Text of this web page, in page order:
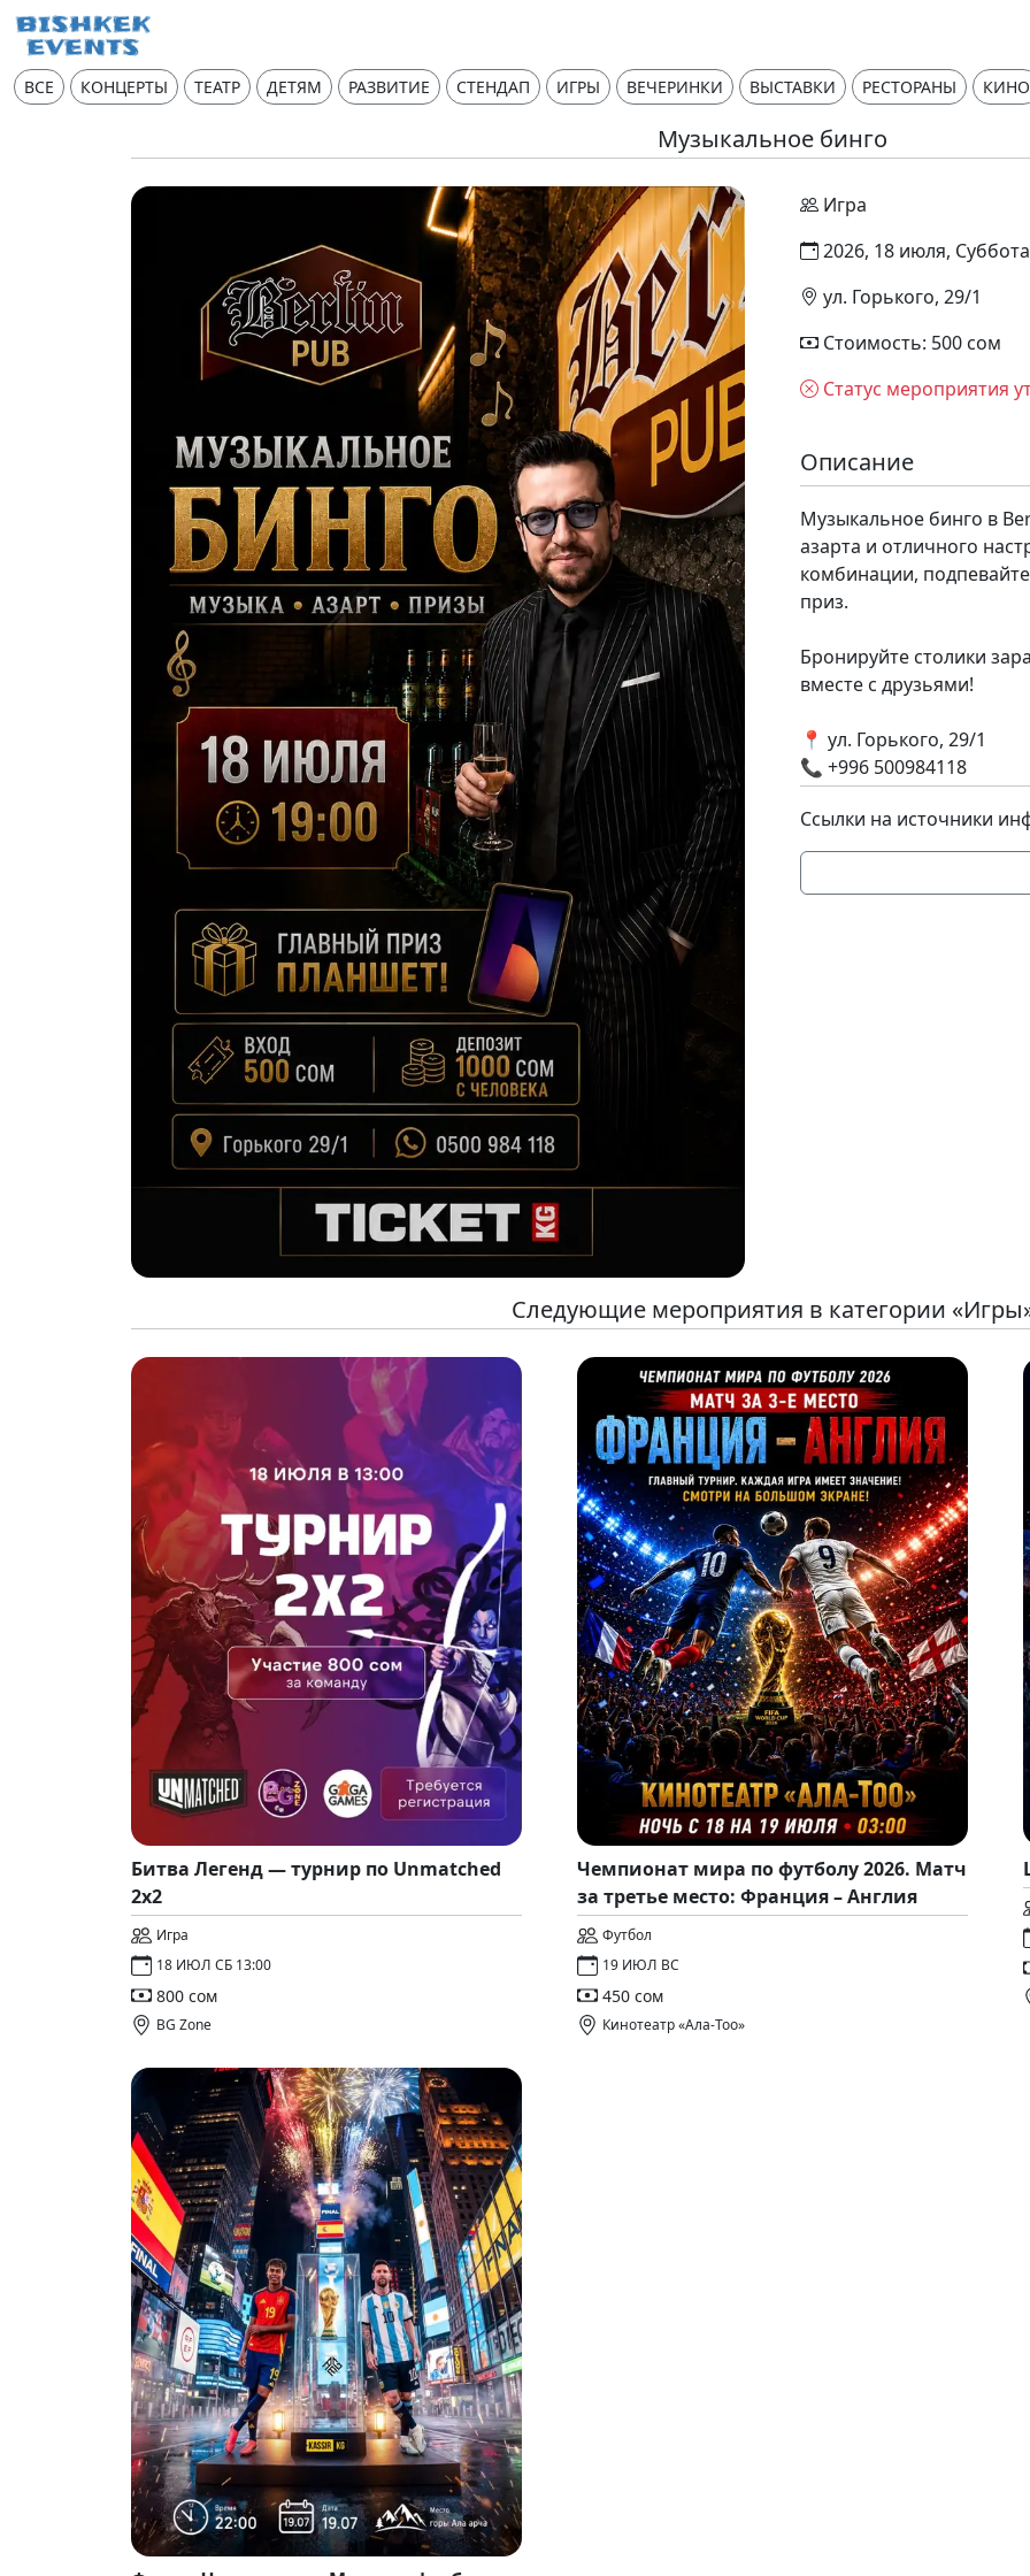
ВСЕ КОНЦЕРТЫ ТЕАТР ДЕТЯМ РАЗВИТИЕ СТЕНДАП ИГРЫ ВЕЧЕРИНКИ ВЫСТАВКИ РЕСТОРАНЫ КИНО
Музыкальное бинго
Игра
2026, 18 июля,
ул. Горького, 29/1
Стоимость: 500 сом
Статус мероприятия
Описание
Музыкальное бинго в
азарта и отличного
комбинации,
приз.
Бронируйте столики
вместе с друзьями!
📍 ул. Горького, 29/1
📞 +996 500984118
Ссылки на источники
Следующие мероприятия в категории
Битва Легенд — турнир по Unmatched
2x2
Игра
18 ИЮЛ СБ 13:00
800 сом
BG Zone
Чемпионат мира по футболу 2026. Матч
за третье место: Франция – Англия
Футбол
19 ИЮЛ ВС
450 сом
Кинотеатр «Ала-Тоо»